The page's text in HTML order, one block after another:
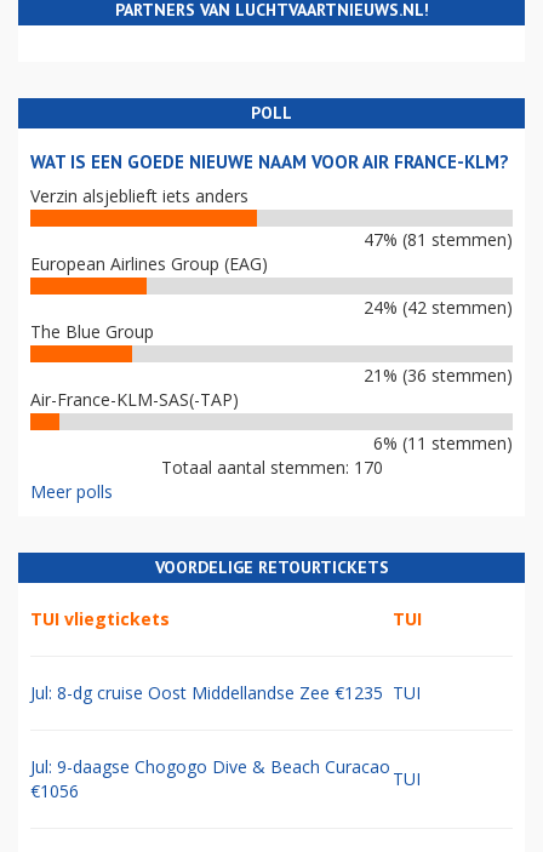
PARTNERS VAN LUCHTVAARTNIEUWS.NL!
POLL
WAT IS EEN GOEDE NIEUWE NAAM VOOR AIR FRANCE-KLM?
Verzin alsjeblieft iets anders
47% (81 stemmen)
European Airlines Group (EAG)
24% (42 stemmen)
The Blue Group
21% (36 stemmen)
Air-France-KLM-SAS(-TAP)
6% (11 stemmen)
Totaal aantal stemmen: 170
Meer polls
VOORDELIGE RETOURTICKETS
TUI vliegtickets TUI
Jul: 8-dg cruise Oost Middellandse Zee €1235 TUI
Jul: 9-daagse Chogogo Dive & Beach Curacao
€1056
TUI